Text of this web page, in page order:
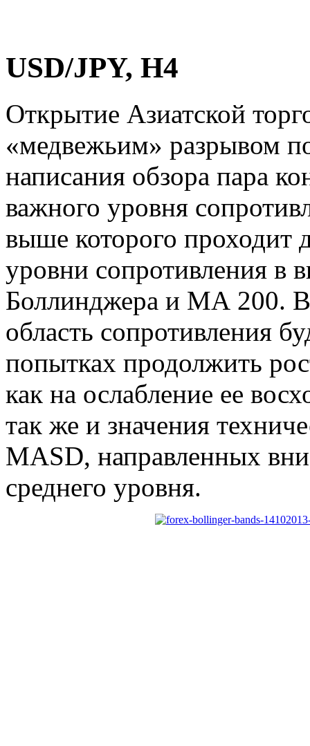
USD/JPY, H4
Открытие Азиатской
«медвежьим» разрывом
написания обзора пара
важного уровня
выше которого проходит
уровни сопротивления в
Боллинджера и МА 200.
область сопротивления
попытках продолжить
как на ослабление ее
так же и значения
MASD, направленных
среднего уровня.